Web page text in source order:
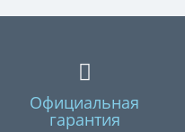
Официальная
гарантия